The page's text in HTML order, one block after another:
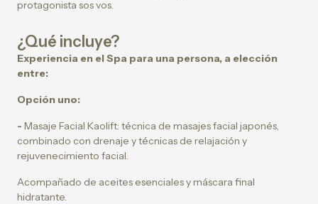
protagonista sos vos.
¿Qué incluye?
Experiencia en el Spa para una persona, a elección
entre:
Opción uno:
- Masaje Facial Kaolift: técnica de masajes facial japonés,
combinado con drenaje y técnicas de relajación y
rejuvenecimiento facial.
Acompañado de aceites esenciales y máscara final
hidratante.